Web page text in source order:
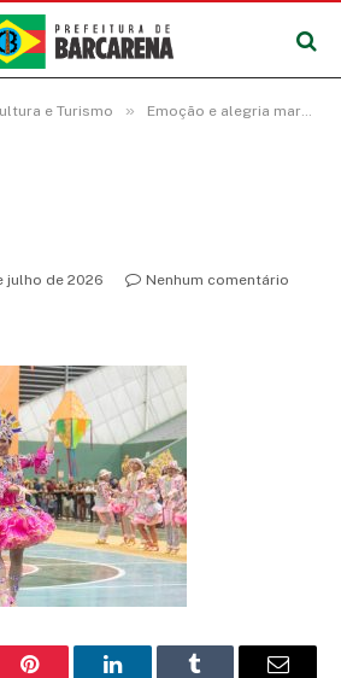
e Turismo » Emoção e alegria marcam o 14º Festival Junino em Barcarena
julho de 2026
Nenhum comentário